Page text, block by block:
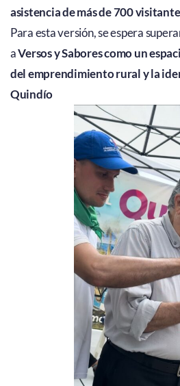
asistencia de más de 700
Para esta versión, se espera
aVersos y Sabores como un
del emprendimiento rural y la
Quindío